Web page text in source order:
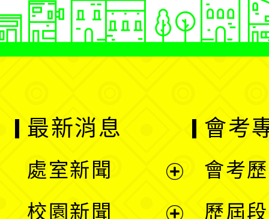
最新消息
處室新聞
校園新聞
會考
會考
歷屆